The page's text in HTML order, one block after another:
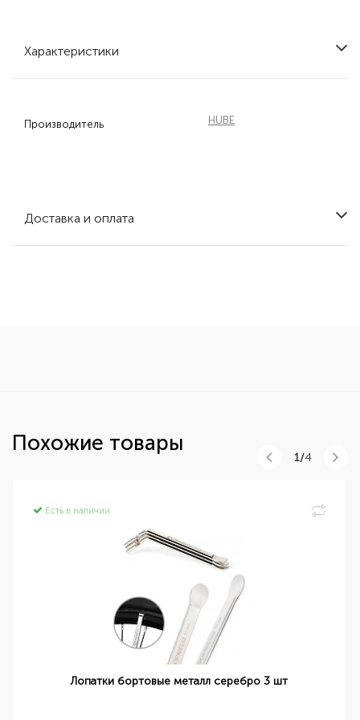
Характеристики
Производитель HUBE
Доставка и оплата
Похожие товары
Есть в наличии
Лопатки бортовые металл серебро 3 шт
1/4